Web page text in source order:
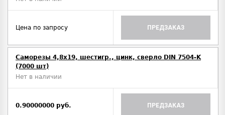
Цена по запросу ПРЕДЗАКАЗ
Саморезы 4,8х19, шестигр., цинк, сверло DIN 7504-K
(7000 шт)
Нет в наличии
0.90000000 руб. ПРЕДЗАКАЗ